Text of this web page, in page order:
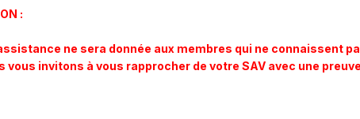
:
ne sera donnée aux membres qui ne connaissent
vous invitons à vous rapprocher de votre SAV avec une